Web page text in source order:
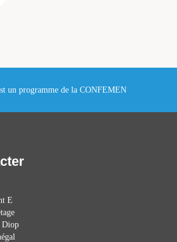
un programme de la CONFEMEN
E
Diop